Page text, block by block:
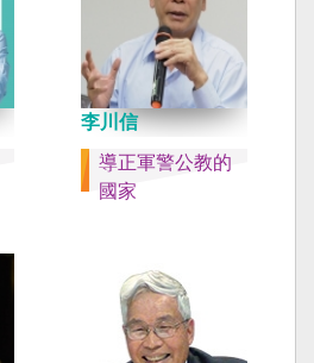
李川信
導正軍警公教的
國家